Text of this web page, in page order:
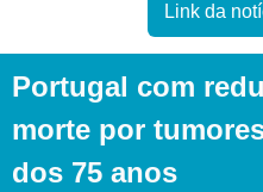
Link da
Portugal com
morte por
dos 75 anos